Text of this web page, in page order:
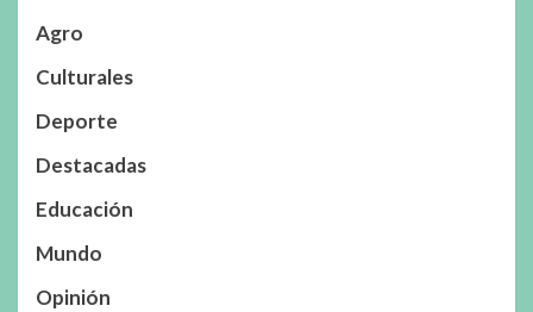
Agro
Culturales
Deporte
Destacadas
Educación
Mundo
Opinión